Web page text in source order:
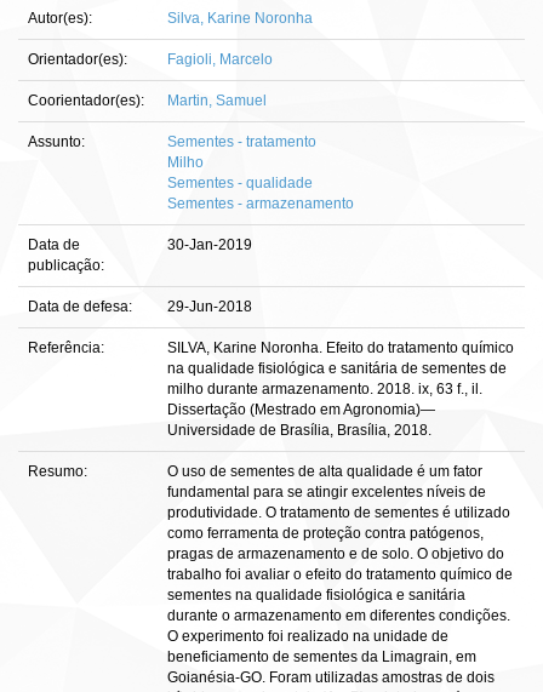
Autor(es): Silva, Karine Noronha
Orientador(es): Fagioli, Marcelo
Coorientador(es): Martin, Samuel
Assunto:
Sementes - tratamento
Milho
Sementes - qualidade
Sementes - armazenamento
Data de
publicação:
30-Jan-2019
Data de defesa: 29-Jun-2018
Referência:
SILVA, Karine Noronha. Efeito do tratamento químico
na qualidade fisiológica e sanitária de sementes de
milho durante armazenamento. 2018. ix, 63 f., il.
Dissertação (Mestrado em Agronomia)—
Universidade de Brasília, Brasília, 2018.
Resumo:
O uso de sementes de alta qualidade é um fator
fundamental para se atingir excelentes níveis de
produtividade. O tratamento de sementes é utilizado
como ferramenta de proteção contra patógenos,
pragas de armazenamento e de solo. O objetivo do
trabalho foi avaliar o efeito do tratamento químico de
sementes na qualidade fisiológica e sanitária
durante o armazenamento em diferentes condições.
O experimento foi realizado na unidade de
beneficiamento de sementes da Limagrain, em
Goianésia-GO. Foram utilizadas amostras de dois